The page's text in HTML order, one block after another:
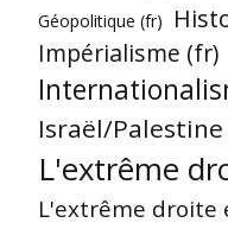
Géopolitique (fr)
Impérialisme (fr)
Israël/
L'extrême
L'extrême droite